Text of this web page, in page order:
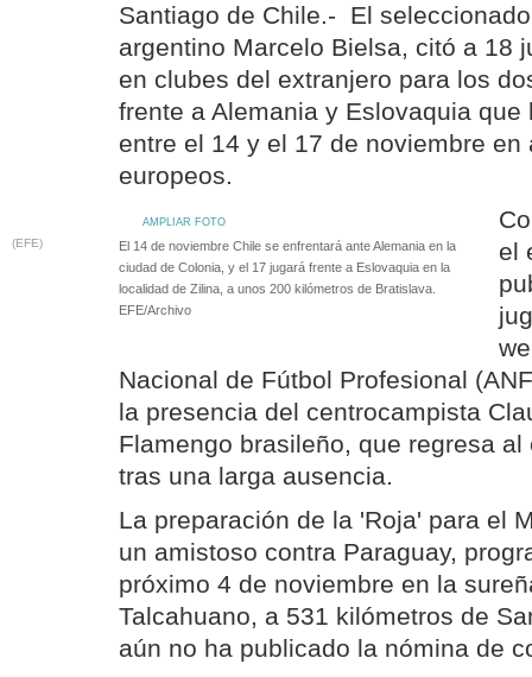
Santiago de Chile.- El
argentino Marcelo Bielsa, citó a 18
en clubes del extranjero para los
frente a Alemania y Eslovaquia que
entre el 14 y el 17 de noviembre en
europeos.
AMPLIAR FOTO
(EFE)
El 14 de noviembre Chile se enfrentará ante Alemania en la
ciudad de Colonia, y el 17 jugará frente a Eslovaquia en la
localidad de Zilina, a unos 200 kilómetros de Bratislava.
EFE/Archivo
el
Nacional de Fútbol Profesional
la presencia del centrocampista
Flamengo brasileño, que regresa
tras una larga ausencia.
La preparación de la 'Roja' para el
un amistoso contra Paraguay,
próximo 4 de noviembre en la
Talcahuano, a 531 kilómetros de
aún no ha publicado la nómina de